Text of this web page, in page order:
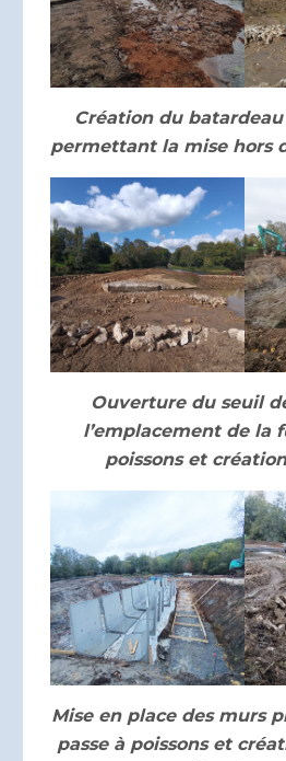
Création du
permettant la mise hors
Ouverture du seuil
l’emplacement de la
poissons et
Mise en place des murs
passe à poissons et